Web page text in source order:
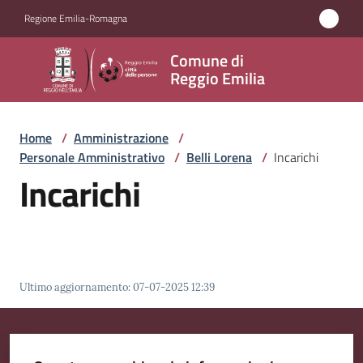
Regione Emilia-Romagna
Comune di
Reggio Emilia
Comune
di
Reggio
Emilia
Amministrazione
Novità
Vivere
Home / Amministrazione /
Personale Amministrativo / Belli Lorena / Incarichi
Incarichi
Ultimo aggiornamento:07-07-2025 12:39